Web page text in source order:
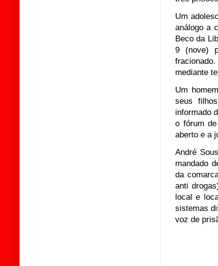
Um
análogo a
Beco da
9 (nove)
mediante
Um
seus
informado
o fórum
aberto e a
André
mandado
da
anti
local e
sistemas
voz de